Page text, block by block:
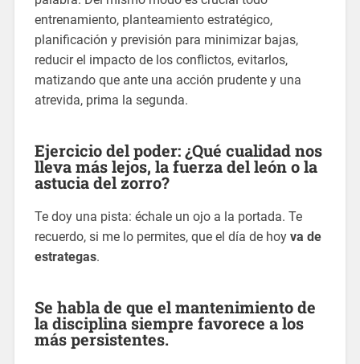
entrenamiento, planteamiento estratégico,
planificación y previsión para minimizar bajas,
reducir el impacto de los conflictos, evitarlos,
matizando que ante una acción prudente y una
atrevida, prima la segunda.
Ejercicio del poder: ¿Qué cualidad nos
lleva más lejos, la fuerza del león o la
astucia del zorro?
Te doy una pista: échale un ojo a la portada. Te
recuerdo, si me lo permites, que el día de hoy va de
estrategas.
Se habla de que el mantenimiento de
la disciplina siempre favorece a los
más persistentes.